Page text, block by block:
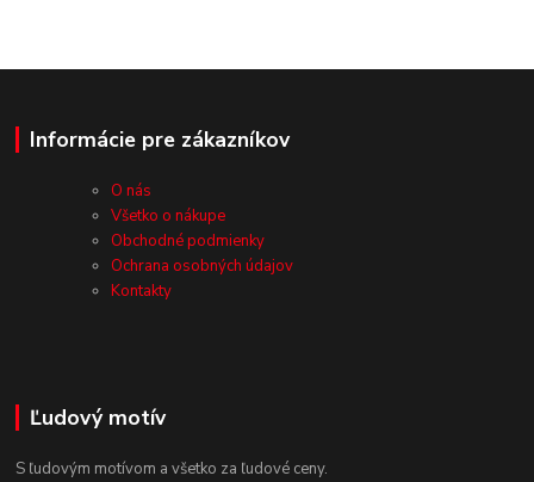
Informácie pre zákazníkov
O nás
Všetko o nákupe
Obchodné podmienky
Ochrana osobných údajov
Kontakty
Ľudový motív
S ľudovým motívom a všetko za ľudové ceny.